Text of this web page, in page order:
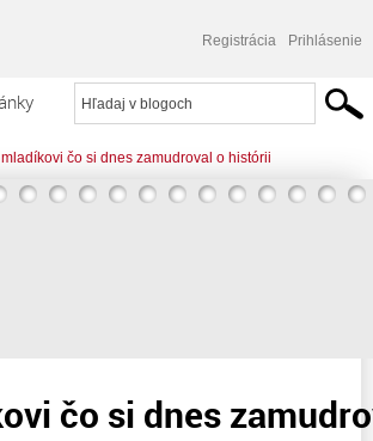
Registrácia Prihlásenie
články
čo si dnes zamudroval o histórii
čo si dnes